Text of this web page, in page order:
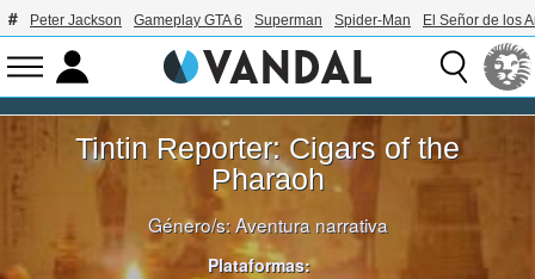
Peter Jackson Gameplay GTA 6 Superman Spider-Man El Señor de los
Tintin Reporter: Cigars of the
Pharaoh
Género/s:Aventura narrativa
Plataformas: